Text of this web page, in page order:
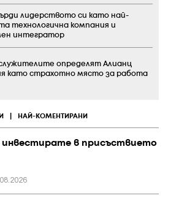
НАЙ-КОМЕНТИРАНИ
инвестирате в присъствието
лидерството си като най-
технологична компания и
интегратор
служителите определят Алианц
като страхотно място за работа